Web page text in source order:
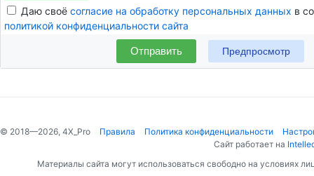
Даю своё согласие на обработку персональных данных в
политикой конфиденциальности сайта
Отправить
© 2018—2026, 4X_Pro Правила Политика конфиденциальности
Сайт работает на
Материалы сайта могут использоваться свободно на условиях